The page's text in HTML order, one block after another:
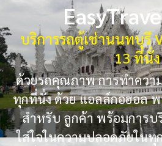
บริการรถตู้เช่านนทบุรี
13 ที่นั่ง
ด้วยรถคุณภาพ การทำควา
ทุกที่นั่ง ด้วย แอลล์กอฮอล
สำหรับ ลูกค้า พร้อมการ
ใส่ใจในความปลอดภัยในทุ